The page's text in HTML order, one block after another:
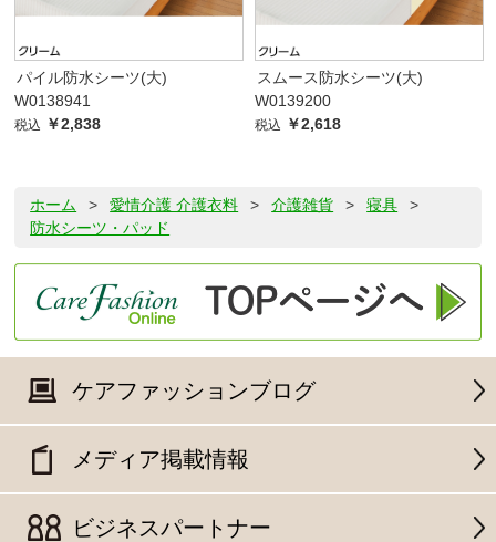
パイル防水シーツ(大)
W0138941
税込 ￥2,838
スムース防水シーツ(大)
W0139200
税込 ￥2,618
ホーム > 愛情介護 介護衣料 > 介護雑貨 > 寝具
>
防水シーツ・パッド
ケアファッションブログ
メディア掲載情報
ビジネスパートナー